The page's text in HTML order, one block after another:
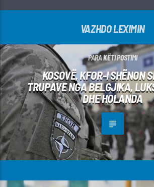
VAZHDO LEXIMIN
PARA KËTI POSTIMI
KOSOVË, KFOR-I SHËNON
TRUPAVE NGA BELGJIKA,
DHE HOLANDA